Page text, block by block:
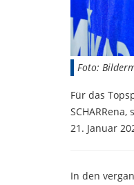
Foto:
Für das
21. Januar
In den